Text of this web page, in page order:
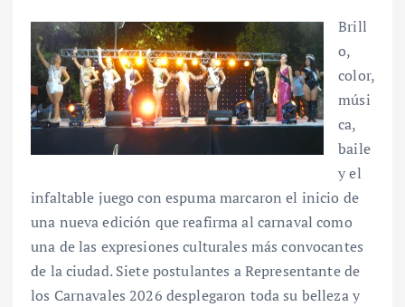
Brill
o,
color,
músi
ca,
baile
y el
infaltable juego con espuma marcaron el inicio de
una nueva edición que reafirma al carnaval como
una de las expresiones culturales más convocantes
de la ciudad. Siete postulantes a Representante de
los Carnavales 2026 desplegaron toda su belleza y